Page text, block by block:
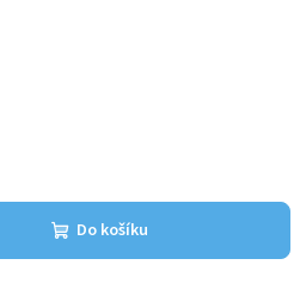
Do košíku